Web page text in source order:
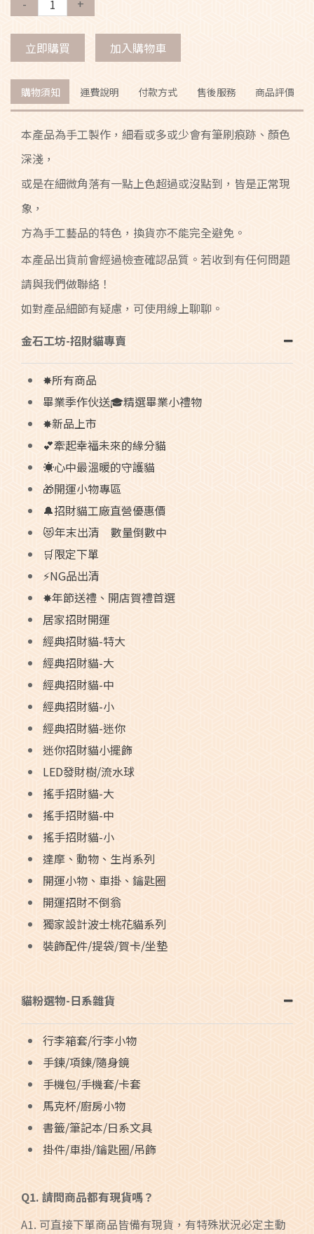
- +
立即購買 加入購物車
購物須知 運費說明 付款方式 售後服務 商品評價
本產品為手工製作，細看或多或少會有筆刷痕跡、顏色
深淺，
或是在細微角落有一點上色超過或沒點到，皆是正常現
象，
方為手工藝品的特色，換貨亦不能完全避免。
本產品出貨前會經過檢查確認品質。若收到有任何問題
請與我們做聯絡！
如對產品細節有疑慮，可使用線上聊聊。
金石工坊-招財貓專賣
✸所有商品
畢業季作伙送🎓精選畢業小禮物
✸新品上市
💕牽起幸福未來的緣分貓
☀️心中最溫暖的守護貓
🎁開運小物專區
🔔招財貓工廠直營優惠價
😻年末出清 數量倒數中
🛒限定下單
⚡NG品出清
✸年節送禮、開店賀禮首選
居家招財開運
經典招財貓-特大
經典招財貓-大
經典招財貓-中
經典招財貓-小
經典招財貓-迷你
迷你招財貓小擺飾
LED發財樹/流水球
搖手招財貓-大
搖手招財貓-中
搖手招財貓-小
達摩、動物、生肖系列
開運小物、車掛、鑰匙圈
開運招財不倒翁
獨家設計波士桃花貓系列
裝飾配件/提袋/賀卡/坐墊
貓粉選物-日系雜貨
行李箱套/行李小物
手鍊/項鍊/隨身鏡
手機包/手機套/卡套
馬克杯/廚房小物
書籤/筆記本/日系文具
掛件/車掛/鑰匙圈/吊飾
Q1. 請問商品都有現貨嗎？
A1. 可直接下單商品皆備有現貨，有特殊狀況必定主動